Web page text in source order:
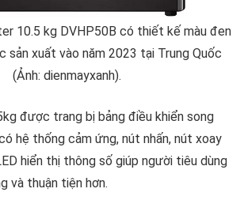
10.5 kg DVHP50B có thiết kế màu đen
sản xuất vào năm 2023 tại Trung Quốc
(Ảnh: dienmayxanh).
được trang bị bảng điều khiển song
hệ thống cảm ứng, nút nhấn, nút xoay
hiển thị thông số giúp người tiêu dùng
và thuận tiện hơn.